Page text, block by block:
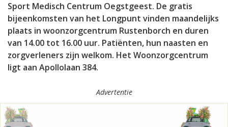
Sport Medisch Centrum Oegstgeest. De gratis
bijeenkomsten van het Longpunt vinden maandelijks
plaats in woonzorgcentrum Rustenborch en duren
van 14.00 tot 16.00 uur. Patiënten, hun naasten en
zorgverleners zijn welkom. Het Woonzorgcentrum
ligt aan Apollolaan 384.
Advertentie